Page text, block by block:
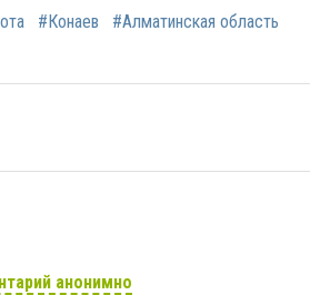
#Конаев #Алматинская область
анонимно